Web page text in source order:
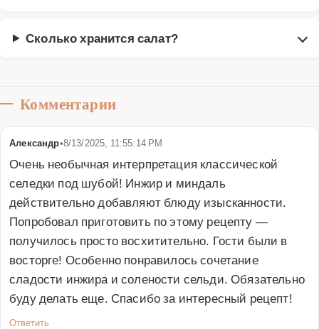
Сколько хранится салат?
Комментарии
Александр•8/13/2025, 11:55:14 PM
Очень необычная интерпретация классической
селедки под шубой! Инжир и миндаль
действительно добавляют блюду изысканности.
Попробовал приготовить по этому рецепту —
получилось просто восхитительно. Гости были в
восторге! Особенно понравилось сочетание
сладости инжира и солености сельди. Обязательно
буду делать еще. Спасибо за интересный рецепт!
Ответить